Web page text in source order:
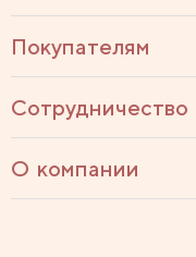
Покупателям
Сотрудничество
О компании